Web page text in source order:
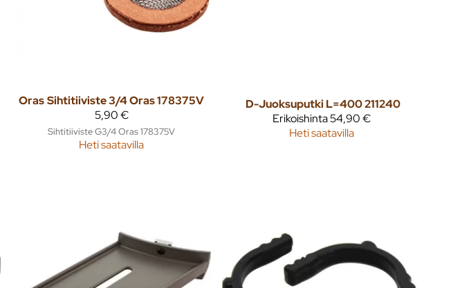
OrasSihtitiiviste 3/4 Oras 178375V
5,90 €
Sihtitiiviste G3/4 Oras 178375V
Heti saatavilla
D-Juoksuputki L=400 211240
Erikoishinta54,90 €
Heti saatavilla